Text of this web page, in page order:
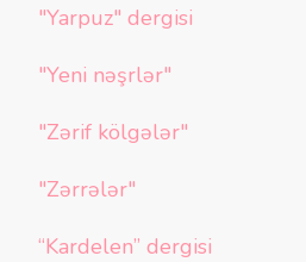
"Yarpuz" dergisi
"Yeni nəşrlər"
"Zərif kölgələr"
"Zərrələr"
“Kardelen” dergisi